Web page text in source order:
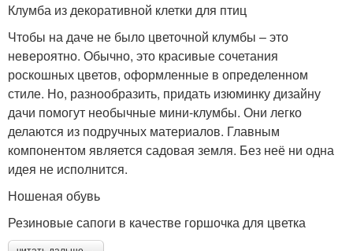
Клумба из декоративной клетки для птиц
Чтобы на даче не было цветочной клумбы – это
невероятно. Обычно, это красивые сочетания
роскошных цветов, оформленные в определенном
стиле. Но, разнообразить, придать изюминку дизайну
дачи помогут необычные мини-клумбы. Они легко
делаются из подручных материалов. Главным
компонентом является садовая земля. Без неё ни одна
идея не исполнится.
Ношеная обувь
Резиновые сапоги в качестве горшочка для цветка